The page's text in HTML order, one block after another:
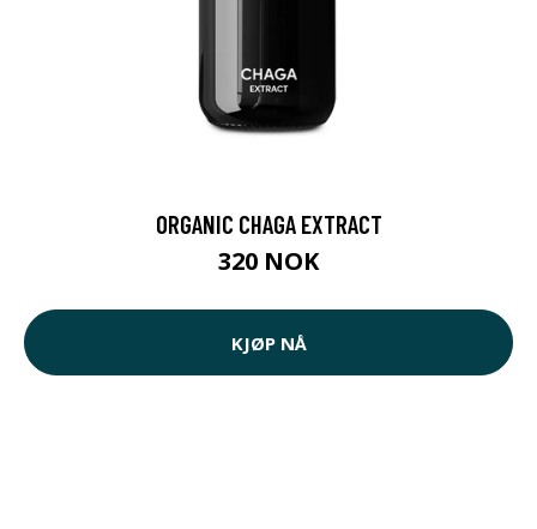
ORGANIC CHAGA EXTRACT
320 NOK
KJØP NÅ